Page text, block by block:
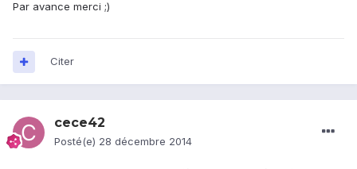
Par avance merci ;)
Citer
cece42
Posté(e) 28 décembre 2014